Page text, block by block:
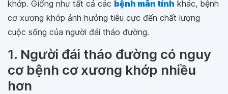
khớp. Giống như tất cả các bệnh mãn tính khác, bệnh
cơ xương khớp ảnh hưởng tiêu cực đến chất lượng
cuộc sống của người đái tháo đường.
1. Người đái tháo đường có nguy
cơ bệnh cơ xương khớp nhiều
hơn